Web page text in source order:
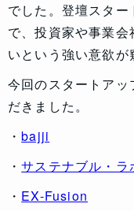
でした。登壇スタ
で、投資家や事業
いという強い意欲が
今回のスタートア
だきました。
・bajji
・サステナブル・ラ
・ EX-Fusion